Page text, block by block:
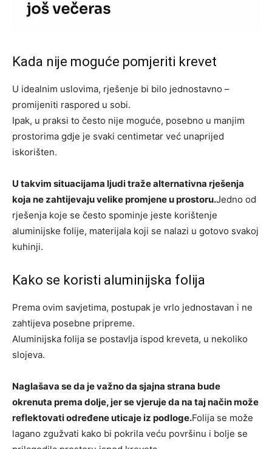
Kada nije moguće pomjeriti krevet
U idealnim uslovima, rješenje bi bilo jednostavno –
promijeniti raspored u sobi.
Ipak, u praksi to često nije moguće, posebno u manjim
prostorima gdje je svaki centimetar već unaprijed
iskorišten.
U takvim situacijama ljudi traže alternativna rješenja
koja ne zahtijevaju velike promjene u prostoru.Jedno od
rješenja koje se često spominje jeste korištenje
aluminijske folije, materijala koji se nalazi u gotovo svakoj
kuhinji.
Kako se koristi aluminijska folija
Prema ovim savjetima, postupak je vrlo jednostavan i ne
zahtijeva posebne pripreme.
Aluminijska folija se postavlja ispod kreveta, u nekoliko
slojeva.
Naglašava se da je važno da sjajna strana bude
okrenuta prema dolje, jer se vjeruje da na taj način može
reflektovati određene uticaje iz podloge.Folija se može
lagano zgužvati kako bi pokrila veću površinu i bolje se